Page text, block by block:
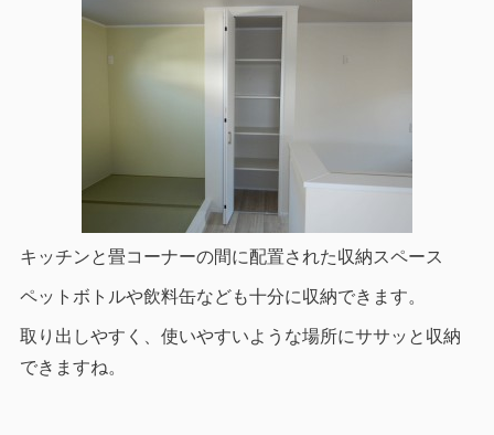
キッチンと畳コーナーの間に配置された収納スペース
ペットボトルや飲料缶なども十分に収納できます。
取り出しやすく、使いやすいような場所にササッと収納
できますね。